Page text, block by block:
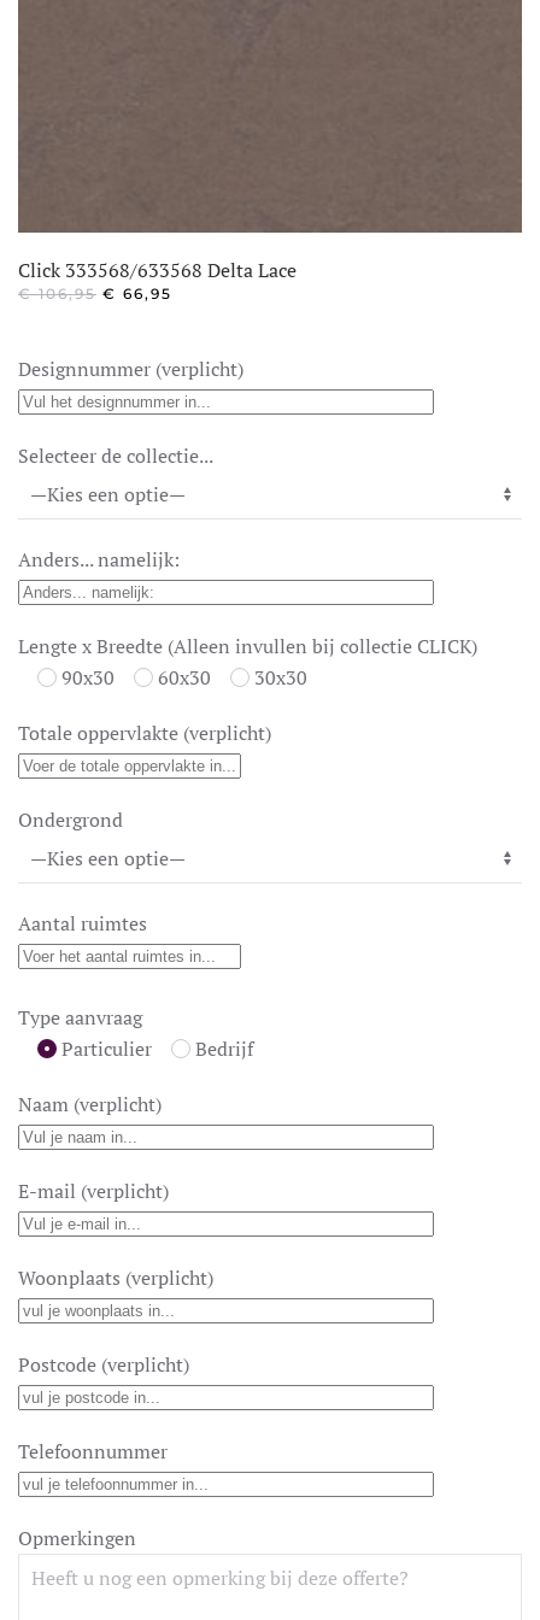
Click 333568/633568 Delta Lace
€106,95 OORSPRONKELIJKE
€ 66,95
Designnummer (verplicht)
Selecteer de collectie...
Anders... namelijk:
Lengte x Breedte (Alleen invullen bij collectie CLICK)
90x30
60x30 30x30
Totale oppervlakte (verplicht)
Ondergrond
Aantal ruimtes
Type aanvraag
Particulier
Bedrijf
Naam (verplicht)
E-mail (verplicht)
Woonplaats (verplicht)
Postcode (verplicht)
Telefoonnummer
Opmerkingen